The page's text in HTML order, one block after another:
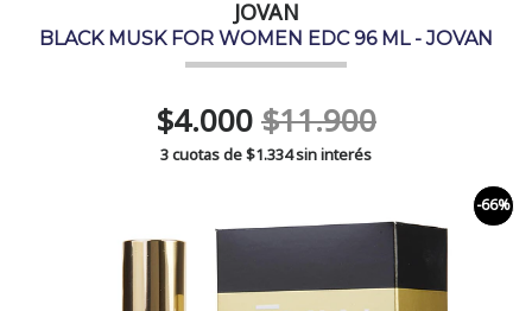
JOVAN
BLACK MUSK FOR WOMEN EDC 96 ML - JOVAN
$4.000$11.900
3 cuotas de$1.334sin interés
-66%